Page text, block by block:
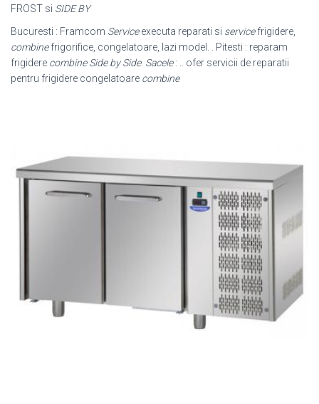
FROST si SIDE BY
Bucuresti : Framcom Serviceexecuta reparati si servicefrigidere,
combinefrigorifice, congelatoare, lazi model. . Pitesti : reparam
frigidere combine Side by Side. Sacele: .. ofer servicii de reparatii
pentru frigidere congelatoare combine